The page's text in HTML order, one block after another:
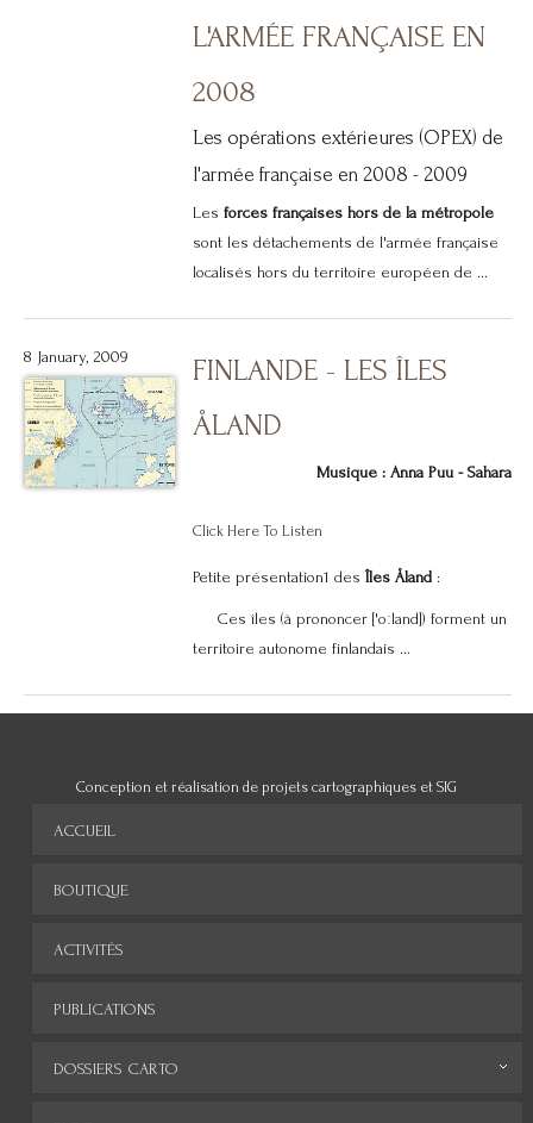
L'ARMÉE FRANÇAISE EN
2008
Les opérations extérieures (OPEX) de
l'armée française en 2008 - 2009
Les forces françaises hors de la métropole
sont les détachements de l'armée française
localisés hors du territoire européen de ...
8 January, 2009
FINLANDE - LES ÎLES
ÅLAND
Musique : Anna Puu - Sahara
Click Here To Listen
Petite présentation1 desÎles Åland:
Ces îles (à prononcer ['oːland]) forment un
territoire autonome finlandais ...
Conception et réalisation de projets cartographiques et SIG
ACCUEIL
BOUTIQUE
ACTIVITÉS
PUBLICATIONS
DOSSIERS CARTO